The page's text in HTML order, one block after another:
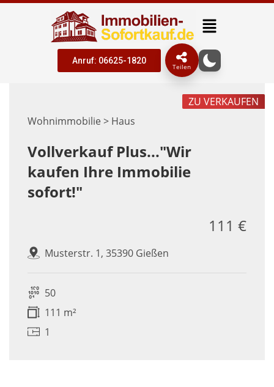
Anruf: 06625-1820
Teilen
Wohnimmobilie > Haus
ZU VERKAUFEN
Vollverkauf Plus..."Wir
kaufen Ihre Immobilie
sofort!"
Musterstr. 1, 35390 Gießen
111 €
50
111 m²
1